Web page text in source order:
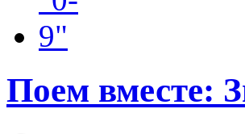
Поем вместе: